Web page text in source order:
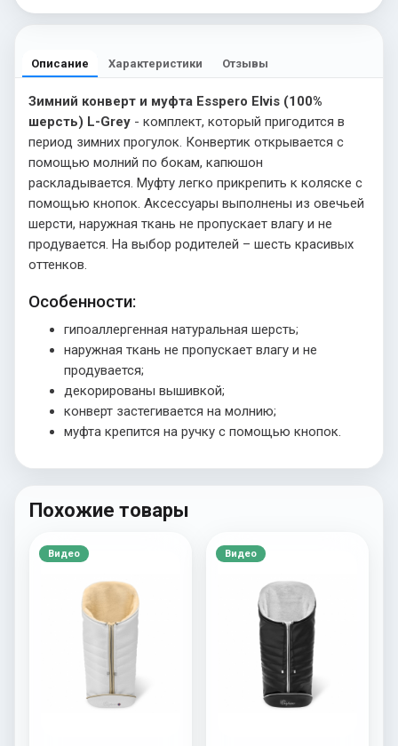
Описание Характеристики Отзывы
Зимний конверт и муфта Esspero Elvis (100%
шерсть) L-Grey - комплект, который пригодится в
период зимних прогулок. Конвертик открывается с
помощью молний по бокам, капюшон
раскладывается. Муфту легко прикрепить к коляске с
помощью кнопок. Аксессуары выполнены из овечьей
шерсти, наружная ткань не пропускает влагу и не
продувается. На выбор родителей – шесть красивых
оттенков.
Особенности:
гипоаллергенная натуральная шерсть;
наружная ткань не пропускает влагу и не
продувается;
декорированы вышивкой;
конверт застегивается на молнию;
муфта крепится на ручку с помощью кнопок.
Похожие товары
Видео Видео